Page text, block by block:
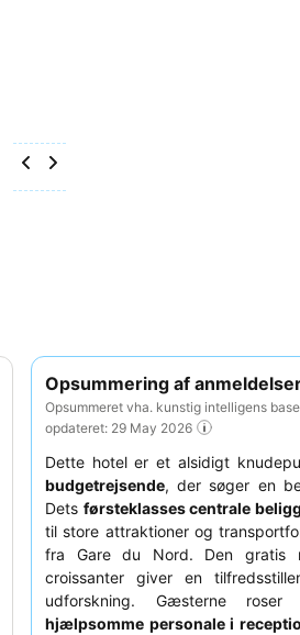
Opsummering af
Opsummeret vha. kunstig intelligens
opdateret: 29 May 2026
Dette hotel er et alsidigt
budgetrejsende, der søger en
Dets førsteklasses centrale
til store attraktioner og
fra Gare du Nord. Den gratis
croissanter giver en
udforskning. Gæsterne
hjælpsomme personale i